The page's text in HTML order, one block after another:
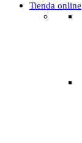
Tienda online